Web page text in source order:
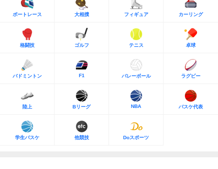
ボートレース 大相撲 フィギュア カーリング
格闘技 ゴルフ テニス 卓球
バドミントン F1 バレーボール ラグビー
陸上 Bリーグ NBA バスケ代表
学生バスケ 他競技 Doスポーツ